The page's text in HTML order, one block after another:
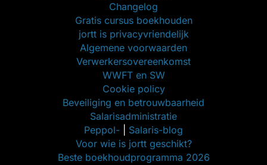
Changelog
Gratis cursus boekhouden
jortt is privacyvriendelijk
Algemene voorwaarden
Verwerkersovereenkomst
WWFT en SW
Cookie policy
Beveiliging en betrouwbaarheid
Salarisadministratie
Peppol-
Salaris-blog
Voor wie is jortt geschikt?
Beste boekhoudprogramma 2026